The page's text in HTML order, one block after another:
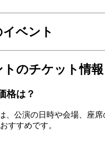
ベント
のチケット情
格は？
公演の日時や会場、座
すすめです。